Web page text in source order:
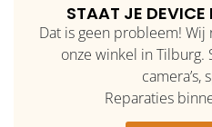
STAAT JE DEVICE
Dat is geen probleem!
onze winkel in Tilburg.
camera’s,
Reparaties